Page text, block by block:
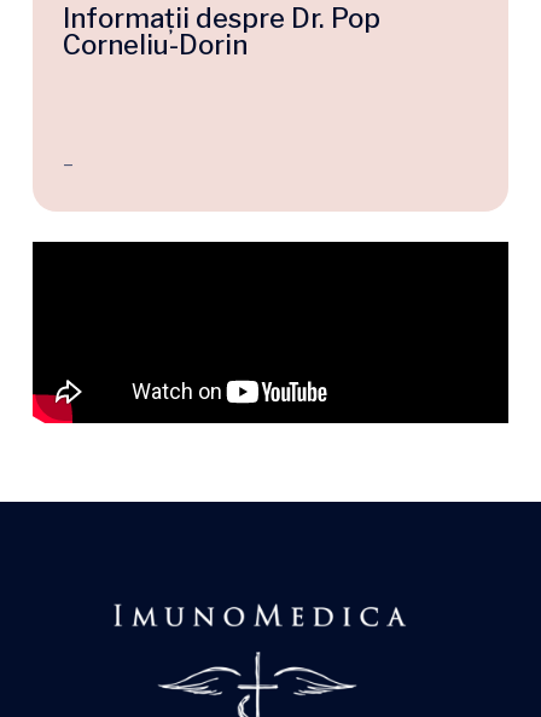
Informații despre Dr. Pop
Corneliu-Dorin
–